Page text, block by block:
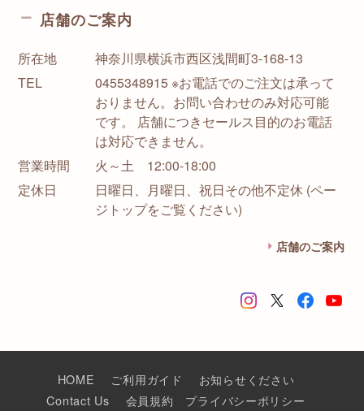
店舗のご案内
所在地
神奈川県横浜市西区浅間町3-168-13
TEL
0455348915 ※お電話でのご注文は承って
おりません。お問い合わせのみ対応可能
です。 店舗につきセールス目的のお電話
は対応できません。
営業時間
火～土 12:00-18:00
定休日
日曜日、月曜日、祝日その他不定休 (ペー
ジトップをご覧ください)
店舗のご案内
HOME ご利用ガイド
お知らせください
Contact Us
会員規約 プライバシーポリシー